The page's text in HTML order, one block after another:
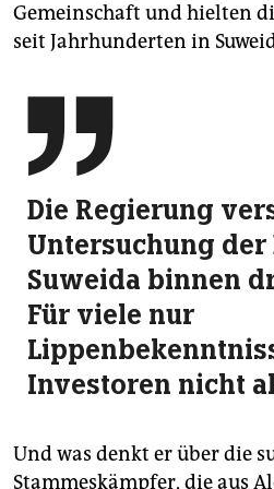
Gemeinschaft und hielten
seit Jahrhunderten in

Die Regierung
Untersuchung
Suweida binnen
Für viele nur
Investoren nicht
Und was denkt er über die
Stammeskämpfer, die aus